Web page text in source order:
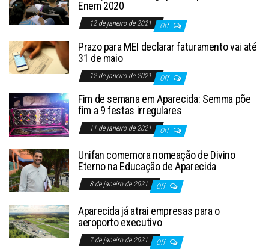
Enem 2020
12 de janeiro de 2021 Off
Prazo para MEI declarar faturamento vai até
31 de maio
12 de janeiro de 2021 Off
Fim de semana em Aparecida: Semma põe
fim a 9 festas irregulares
11 de janeiro de 2021 Off
Unifan comemora nomeação de Divino
Eterno na Educação de Aparecida
8 de janeiro de 2021 Off
Aparecida já atrai empresas para o
aeroporto executivo
7 de janeiro de 2021 Off